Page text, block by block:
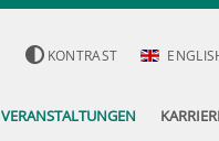
KONTRAST
VERANSTALTUNGEN